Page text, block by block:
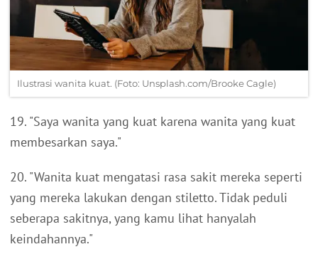
Ilustrasi wanita kuat. (Foto: Unsplash.com/Brooke Cagle)
19. "Saya wanita yang kuat karena wanita yang kuat
membesarkan saya."
20. "Wanita kuat mengatasi rasa sakit mereka seperti
yang mereka lakukan dengan stiletto. Tidak peduli
seberapa sakitnya, yang kamu lihat hanyalah
keindahannya."